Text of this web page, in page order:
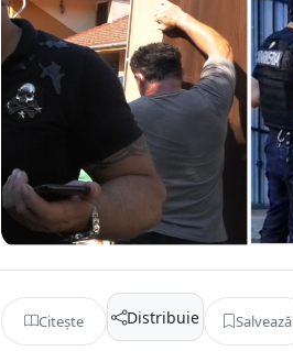
Citește Distribuie Salvează